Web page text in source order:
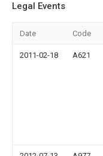
Legal Events
Date Code
2011-02-18 A621